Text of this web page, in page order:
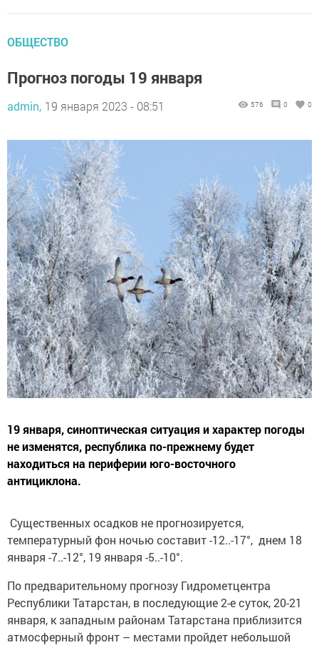
ОБЩЕСТВО
Прогноз погоды 19 января
admin, 19 января 2023 - 08:51 576 0 0
19 января, синоптическая ситуация и характер погоды
не изменятся, республика по-прежнему будет
находиться на периферии юго-восточного
антициклона.
Существенных осадков не прогнозируется,
температурный фон ночью составит -12..-17°, днем 18
января -7..-12°, 19 января -5..-10°.
По предварительному прогнозу Гидрометцентра
Республики Татарстан, в последующие 2-е суток, 20-21
января, к западным районам Татарстана приблизится
атмосферный фронт – местами пройдет небольшой